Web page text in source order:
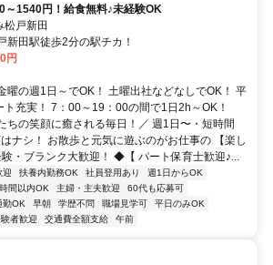
～1540円！給食無料♪未経験OK
松戸新田
新田駅徒歩2分の駅チカ！
円
曜の週1日～でOK！ 土曜出社などなしでOK！ 平
ト充実！ 7：00～19：00の間で1日2h～OK！
ちの笑顔に癒される毎日！／ 週1日〜・短時間
ナシ！ お散歩と元気に遊ぶのがお仕事の 【楽し
・ブランク大歓迎！ ◆【 パート保育士歓迎♪...
迎 扶養内勤務OK 社員登用あり
週1日からOK
間以内OK 主婦・主夫歓迎
60代も応募可
勤OK 早朝 学歴不問 職場見学可
平日のみOK
者歓迎 交通費全額支給 午前